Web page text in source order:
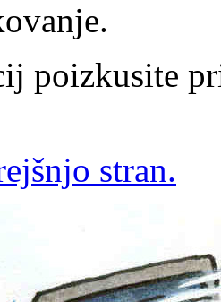
poizkusite
stran.